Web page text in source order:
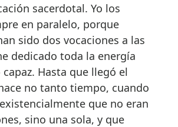
sacerdotal. Yo los
en paralelo, porque
sido dos vocaciones a las
dedicado toda la energía
Hasta que llegó el
no tanto tiempo, cuando
que no eran
sino una sola, y que